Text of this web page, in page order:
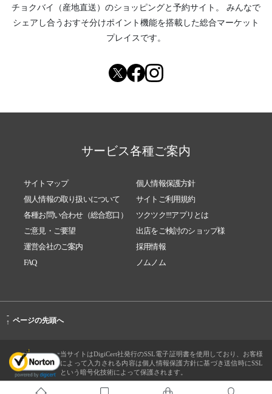
チョクバイ（産地直送） のショッピングと予約サイト。
みんなで
シェアし合う おすそ分けポイント機能を搭載した総合マーケット
プレイスです。
サービス各種ご案内
サイトマップ
個人情報保護方針
個人情報の取り扱いについて
サイトご利用規約
各種お問い合わせ（総合窓口）
ツクツク!!!アプリとは
ご意見・ご要望
出店をご検討のショップ様
運営会社のご案内
採用情報
FAQ
ノムノム
-
↑ ページの先頭へ
当サイトはDigiCert社発行のSSL電子証明書を使用しており、お客様
によって入力される内容は個人情報保護方針に基づき送信時にSSL
という暗号化技術によって保護されます。